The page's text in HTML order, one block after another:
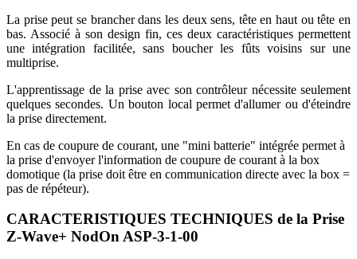
La prise peut se brancher dans les deux sens, tête en haut ou tête en
bas. Associé à son design fin, ces deux caractéristiques permettent
une intégration facilitée, sans boucher les fûts voisins sur une
multiprise.
L'apprentissage de la prise avec son contrôleur nécessite seulement
quelques secondes. Un bouton local permet d'allumer ou d'éteindre
la prise directement.
En cas de coupure de courant, une "mini batterie" intégrée permet à
la prise d'envoyer l'information de coupure de courant à la box
domotique (la prise doit être en communication directe avec la box =
pas de répéteur).
CARACTERISTIQUES TECHNIQUES de la Prise
Z-Wave+ NodOn ASP-3-1-00